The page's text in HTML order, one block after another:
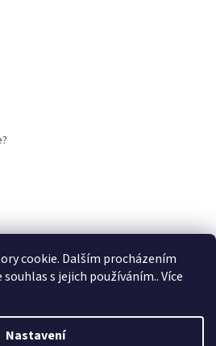
cookie. Dalším procházením
s jejich používáním.. Více
Nastavení
Vytvořil Shoptet